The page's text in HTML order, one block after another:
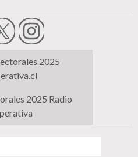
2025
2025 Radio